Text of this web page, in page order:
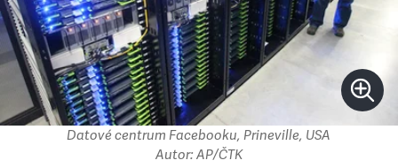
Datové centrum Facebooku, Prineville, USA
Autor: AP/ČTK